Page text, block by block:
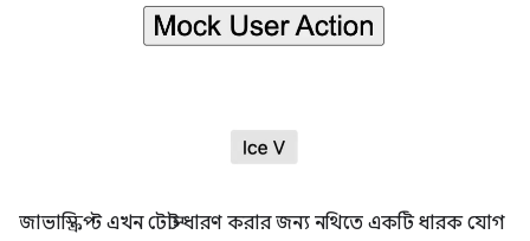
জাভাস্ক্রিপ্ট এখন টোস্ট ধারণ করার জন্য নথিতে একটি ধারক যোগ